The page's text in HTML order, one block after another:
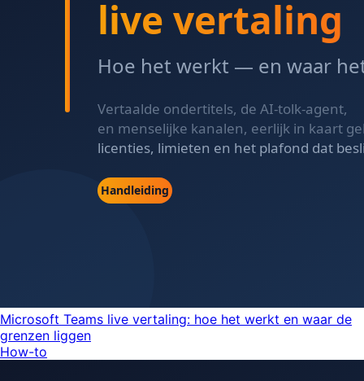
Microsoft Teams live vertaling: hoe het werkt en waar de
grenzen liggen
How-to